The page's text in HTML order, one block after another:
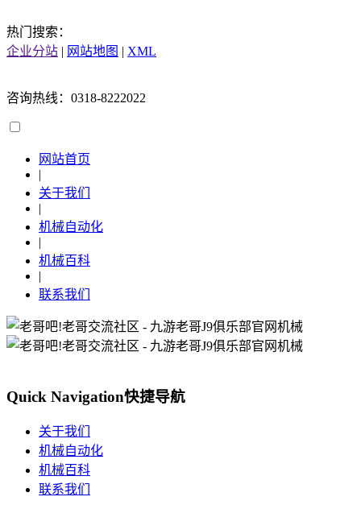
热门搜索：
企业分站 | 网站地图 | XML
咨询热线：0318-8222022
网站首页
|
关于我们
|
机械自动化
|
机械百科
|
联系我们
Quick Navigation快捷导航
关于我们
机械自动化
机械百科
联系我们